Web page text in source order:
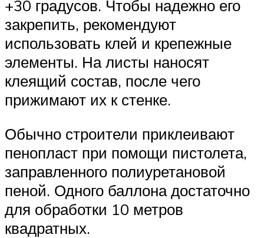
+30 градусов. Чтобы надежно его
закрепить, рекомендуют
использовать клей и крепежные
элементы. На листы наносят
клеящий состав, после чего
прижимают их к стенке.
Обычно строители приклеивают
пенопласт при помощи пистолета,
заправленного полиуретановой
пеной. Одного баллона достаточно
для обработки 10 метров
квадратных.